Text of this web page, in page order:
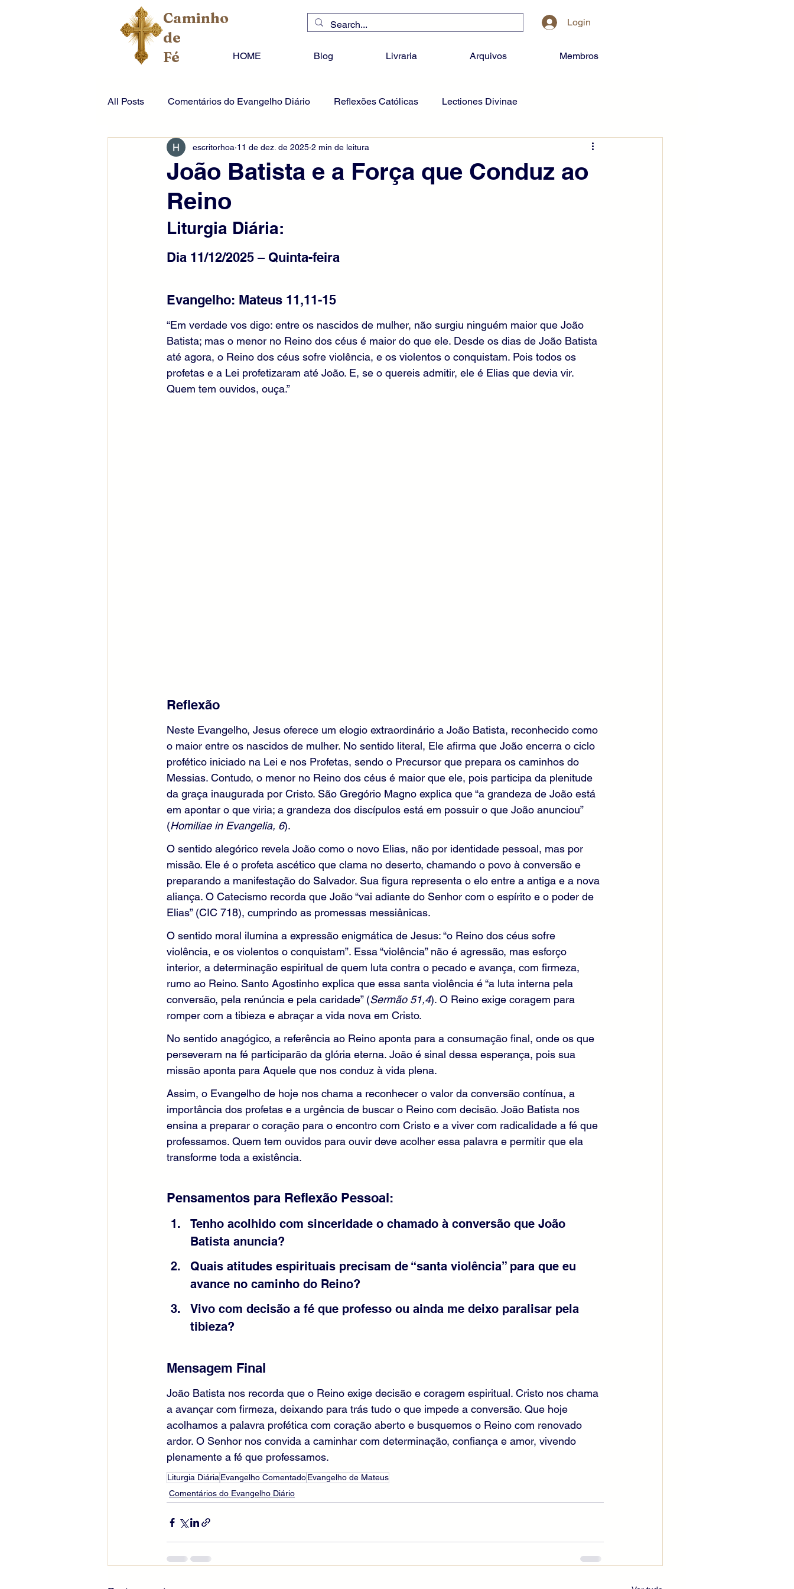
Caminho
de
Fé
Login
HOME Blog Livraria Arquivos Membros
All Posts Comentários do Evangelho Diário Reflexões Católicas Lectiones Divinae
João Batista e a Força que Conduz ao
Reino
escritorhoa 11 de dez. de 2025 2 min de leitura
Liturgia Diária:
Dia 11/12/2025 – Quinta-feira
Evangelho: Mateus 11,11-15
“Em verdade vos digo: entre os nascidos de mulher, não surgiu ninguém maior que João
Batista; mas o menor no Reino dos céus é maior do que ele. Desde os dias de João Batista
até agora, o Reino dos céus sofre violência, e os violentos o conquistam. Pois todos os
profetas e a Lei profetizaram até João. E, se o quereis admitir, ele é Elias que devia vir.
Quem tem ouvidos, ouça.”
Reflexão
Neste Evangelho, Jesus oferece um elogio extraordinário a João Batista, reconhecido como
o maior entre os nascidos de mulher. No sentido literal, Ele afirma que João encerra o ciclo
profético iniciado na Lei e nos Profetas, sendo o Precursor que prepara os caminhos do
Messias. Contudo, o menor no Reino dos céus é maior que ele, pois participa da plenitude
da graça inaugurada por Cristo. São Gregório Magno explica que “a grandeza de João está
em apontar o que viria; a grandeza dos discípulos está em possuir o que João anunciou”
(Homiliae in Evangelia, 6).
O sentido alegórico revela João como o novo Elias, não por identidade pessoal, mas por
missão. Ele é o profeta ascético que clama no deserto, chamando o povo à conversão e
preparando a manifestação do Salvador. Sua figura representa o elo entre a antiga e a nova
aliança. O Catecismo recorda que João “vai adiante do Senhor com o espírito e o poder de
Elias” (CIC 718), cumprindo as promessas messiânicas.
O sentido moral ilumina a expressão enigmática de Jesus: “o Reino dos céus sofre
violência, e os violentos o conquistam”. Essa “violência” não é agressão, mas esforço
interior, a determinação espiritual de quem luta contra o pecado e avança, com firmeza,
rumo ao Reino. Santo Agostinho explica que essa santa violência é “a luta interna pela
conversão, pela renúncia e pela caridade” (Sermão 51,4). O Reino exige coragem para
romper com a tibieza e abraçar a vida nova em Cristo.
No sentido anagógico, a referência ao Reino aponta para a consumação final, onde os que
perseveram na fé participarão da glória eterna. João é sinal dessa esperança, pois sua
missão aponta para Aquele que nos conduz à vida plena.
Assim, o Evangelho de hoje nos chama a reconhecer o valor da conversão contínua, a
importância dos profetas e a urgência de buscar o Reino com decisão. João Batista nos
ensina a preparar o coração para o encontro com Cristo e a viver com radicalidade a fé que
professamos. Quem tem ouvidos para ouvir deve acolher essa palavra e permitir que ela
transforme toda a existência.
Pensamentos para Reflexão Pessoal:
Tenho acolhido com sinceridade o chamado à conversão que João
Batista anuncia?
Quais atitudes espirituais precisam de “santa violência” para que eu
avance no caminho do Reino?
Vivo com decisão a fé que professo ou ainda me deixo paralisar pela
tibieza?
Mensagem Final
João Batista nos recorda que o Reino exige decisão e coragem espiritual. Cristo nos chama
a avançar com firmeza, deixando para trás tudo o que impede a conversão. Que hoje
acolhamos a palavra profética com coração aberto e busquemos o Reino com renovado
ardor. O Senhor nos convida a caminhar com determinação, confiança e amor, vivendo
plenamente a fé que professamos.
Liturgia DiáriaEvangelho ComentadoEvangelho de Mateus
Comentários do Evangelho Diário